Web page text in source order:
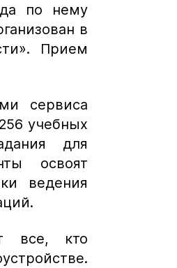
по нему
в
Прием
сервиса
учебных
для
освоят
ведения
все, кто